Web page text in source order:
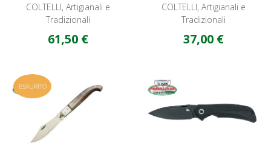
COLTELLI, Artigianali e
Tradizionali
61,50 €
COLTELLI, Artigianali e
Tradizionali
37,00 €
ESAURITO
Add to Wishlist
Quick View